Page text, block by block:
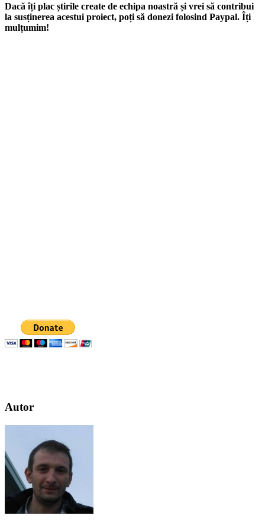
Dacă îți plac știrile create de echipa noastră și vrei să contribui
la susținerea acestui proiect, poți să donezi folosind Paypal. Îți
mulțumim!
Autor